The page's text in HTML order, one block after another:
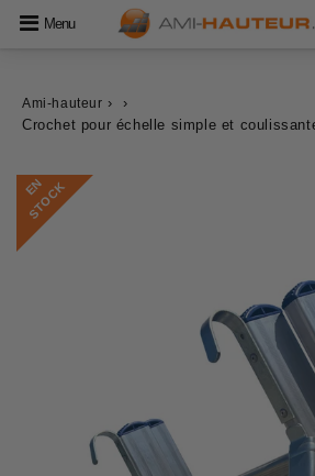
Menu
Ami-hauteur ›
›
Crochet pour échelle simple et
E
N
S
T
O
C
K